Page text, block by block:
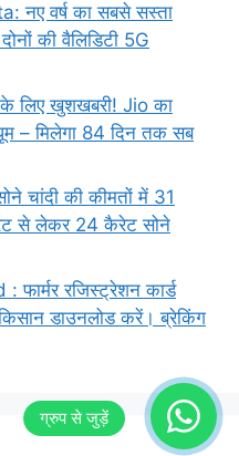
नए वर्ष का सबसे सस्ता
की वैलिडिटी 5G
लिए खुशखबरी! Jio का
– मिलेगा 84 दिन तक सब
चांदी की कीमतों में 31
से लेकर 24 कैरेट सोने
रजिस्ट्रेशन कार्ड
डाउनलोड करें। ब्रेकिंग